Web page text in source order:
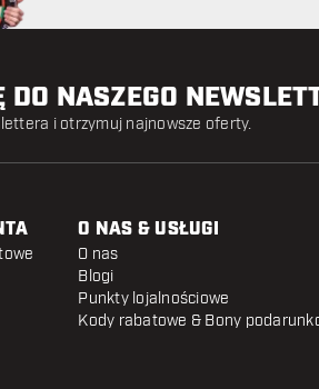
DO NASZEGO
i otrzymuj najnowsze oferty.
O NAS & USŁUGI
O nas
Blogi
Punkty lojalnościowe
Kody rabatowe & Bony